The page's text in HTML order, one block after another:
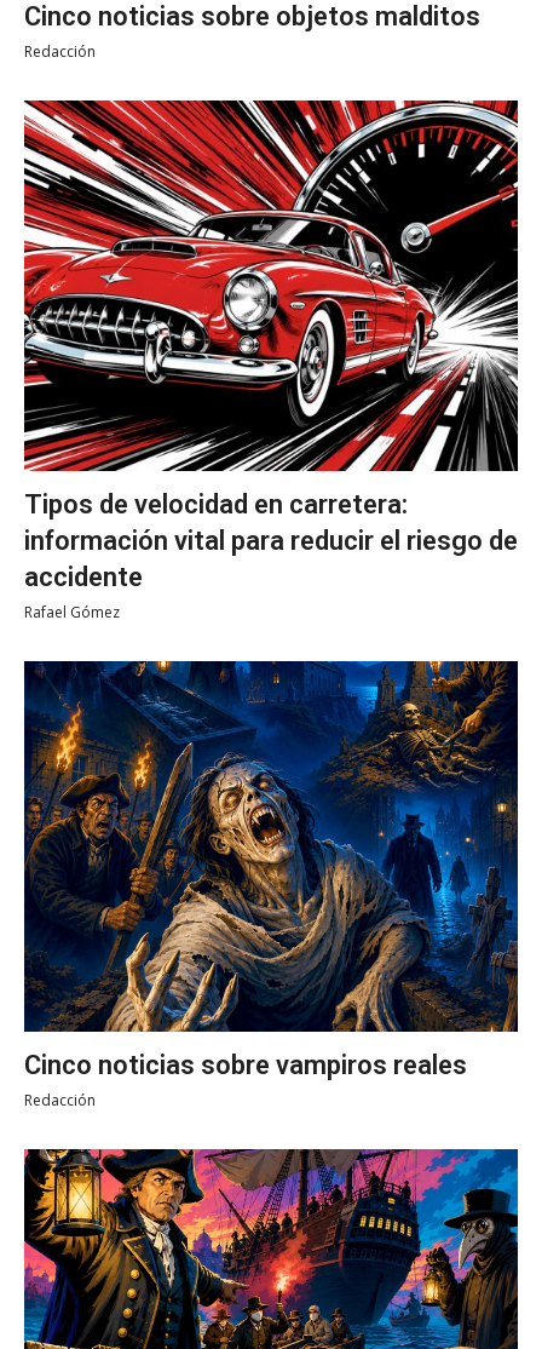
Cinco noticias sobre objetos malditos
Redacción
Tipos de velocidad en carretera:
información vital para reducir el riesgo de
accidente
Rafael Gómez
Cinco noticias sobre vampiros reales
Redacción